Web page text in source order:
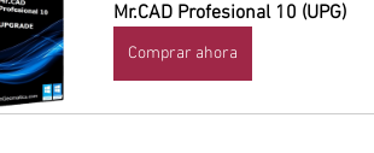
Mr.CAD Profesional 10 (UPG)
Comprar ahora